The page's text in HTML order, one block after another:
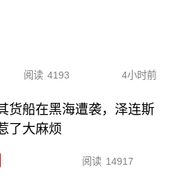
阅读 4193 4小时前
货船在黑海遭袭，泽连斯
了大麻烦
阅读 14917